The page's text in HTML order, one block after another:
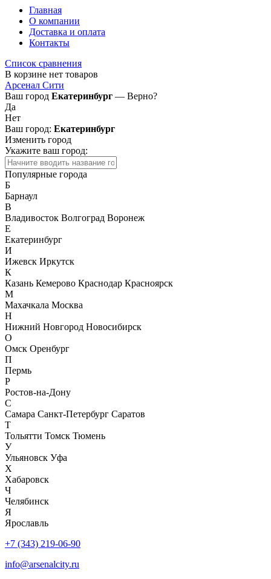
Главная
О компании
Доставка и оплата
Контакты
Список сравнения
В корзине нет товаров
Арсенал Сити
Ваш город Екатеринбург — Верно?
Да
Нет
Ваш город: Екатеринбург
Изменить город
Укажите ваш город:
Популярные города
Б
Барнаул
В
Владивосток Волгоград Воронеж
Е
Екатеринбург
И
Ижевск Иркутск
К
Казань Кемерово Краснодар Красноярск
М
Махачкала Москва
Н
Нижний Новгород Новосибирск
О
Омск Оренбург
П
Пермь
Р
Ростов-на-Дону
С
Самара Санкт-Петербург Саратов
Т
Тольятти Томск Тюмень
У
Ульяновск Уфа
Х
Хабаровск
Ч
Челябинск
Я
Ярославль
+7 (343) 219-06-90
info@arsenalcity.ru